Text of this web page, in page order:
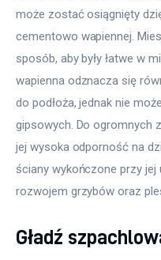
może zostać osiągnięty
cementowo wapiennej.
sposób, aby były łatwe w
wapienna odznacza się
do podłoża, jednak nie
gipsowych. Do ogromnych
jej wysoka odporność na
ściany wykończone przy
rozwojem grzybów oraz
Gładź